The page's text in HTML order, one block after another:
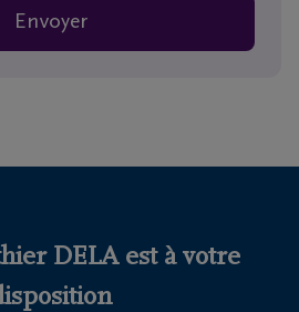
Envoyer
DELA est à votre